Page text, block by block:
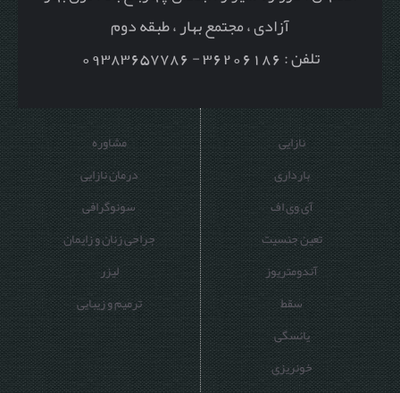
آزادی ، مجتمع بهار ، طبقه دوم
تلفن : 36206186 - 09383657786
نازایی
بارداری
آی وی اف
تعین جنسیت
آندومتریوز
سقط
یائسگی
خونریزی
مشاوره
درمان نازایی
سونوگرافی
جراحی زنان و زایمان
لیزر
ترمیم و زیبایی